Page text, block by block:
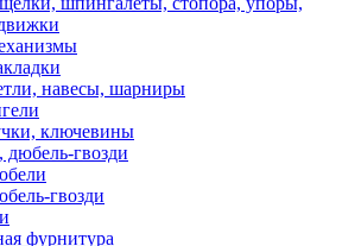
навесы, шарниры
ключевины
гвозди
гвозди
фурнитура